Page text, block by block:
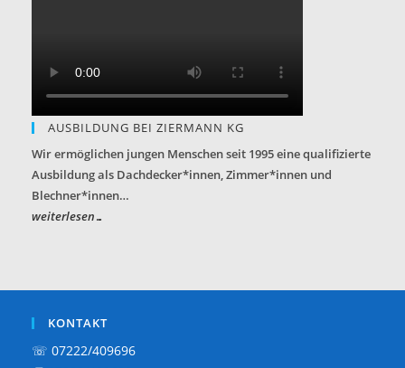
AUSBILDUNG BEI ZIERMANN KG
Wir ermöglichen jungen Menschen seit 1995 eine qualifizierte
Ausbildung als Dachdecker*innen, Zimmer*innen und
Blechner*innen…
weiterlesen…
KONTAKT
☏ 07222/409696